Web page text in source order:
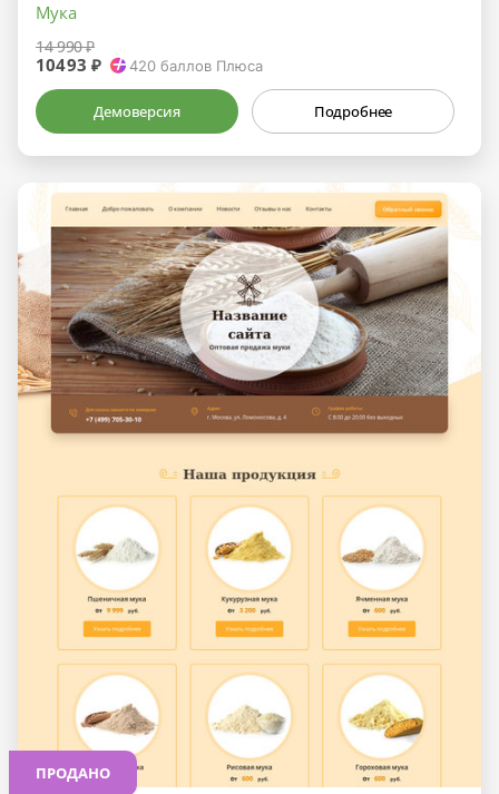
Мука
14 990 ₽
10493 ₽ 420 баллов Плюса
Демоверсия Подробнее
ПРОДАНО